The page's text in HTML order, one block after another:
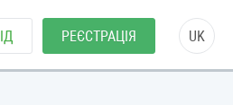
РЕЄСТРАЦІЯ UK